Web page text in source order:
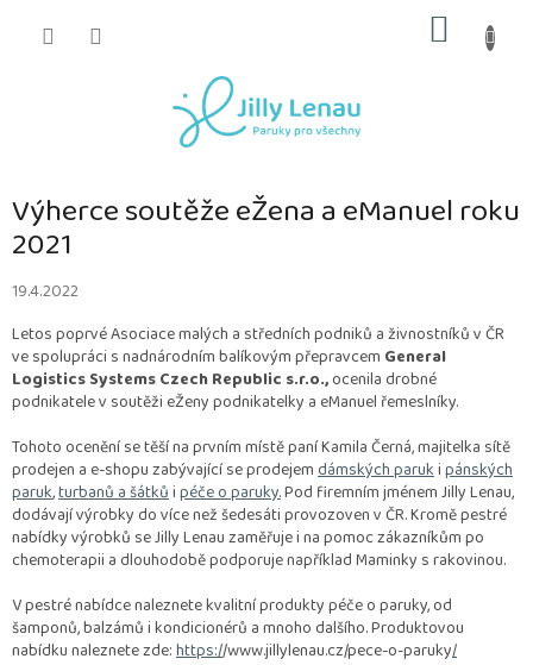
KOŠÍK
Výherce soutěže eŽena a eManuel roku
2021
19.4.2022
Letos poprvé Asociace malých a středních podniků a živnostníků v ČR
ve spolupráci s nadnárodním balíkovým přepravcem General
Logistics Systems Czech Republic s.r.o.,ocenila drobné
podnikatele v soutěži eŽeny podnikatelky a eManuel řemeslníky.
Tohoto ocenění se těší na prvním místě paní Kamila Černá, majitelka sítě
prodejen a e-shopu zabývající se prodejemdámských parukipánských
paruk,turbanů a šátkůipéče o paruky.Pod firemním jménem Jilly Lenau,
dodávají výrobky do více než šedesáti provozoven v ČR. Kromě pestré
nabídky výrobků se Jilly Lenau zaměřuje i na pomoc zákazníkům po
chemoterapii a dlouhodobě podporuje například Maminky s rakovinou.
V pestré nabídce naleznete kvalitní produkty péče o paruky, od
šamponů, balzámů i kondicionérů a mnoho dalšího. Produktovou
nabídku naleznete zde:https://www.jillylenau.cz/pece-o-paruky/